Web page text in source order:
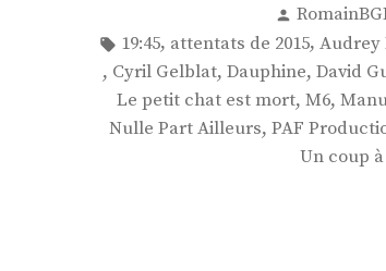
Publié
par
Étiquettes :
19:45, attentats de 2015, Audrey
, Cyril Gelblat, Dauphine, David
Le petit chat est mort, M6,
Nulle Part Ailleurs, PAF
Un coup